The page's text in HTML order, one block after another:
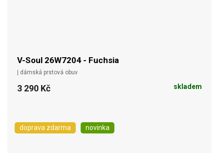
V-Soul 26W7204 - Fuchsia
| dámská prstová obuv
3 290 Kč skladem
doprava zdarma novinka